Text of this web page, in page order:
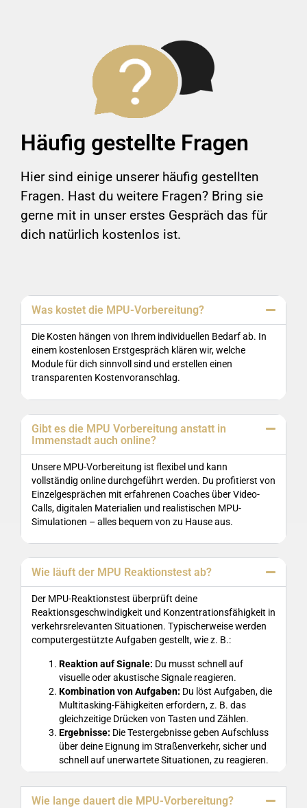
Häufig gestellte Fragen
Hier sind einige unserer häufig gestellten
Fragen. Hast du weitere Fragen? Bring sie
gerne mit in unser erstes Gespräch das für
dich natürlich kostenlos ist.
Was kostet die MPU-Vorbereitung?
Die Kosten hängen von Ihrem individuellen Bedarf ab. In
einem kostenlosen Erstgespräch klären wir, welche
Module für dich sinnvoll sind und erstellen einen
transparenten Kostenvoranschlag.
Gibt es die MPU Vorbereitung anstatt in
Immenstadt auch online?
Unsere MPU-Vorbereitung ist flexibel und kann
vollständig online durchgeführt werden. Du profitierst von
Einzelgesprächen mit erfahrenen Coaches über Video-
Calls, digitalen Materialien und realistischen MPU-
Simulationen – alles bequem von zu Hause aus.
Wie läuft der MPU Reaktionstest ab?
Der MPU-Reaktionstest überprüft deine
Reaktionsgeschwindigkeit und Konzentrationsfähigkeit in
verkehrsrelevanten Situationen. Typischerweise werden
computergestützte Aufgaben gestellt, wie z. B.:
Reaktion auf Signale: Du musst schnell auf
visuelle oder akustische Signale reagieren.
Kombination von Aufgaben: Du löst Aufgaben, die
Multitasking-Fähigkeiten erfordern, z. B. das
gleichzeitige Drücken von Tasten und Zählen.
Ergebnisse: Die Testergebnisse geben Aufschluss
über deine Eignung im Straßenverkehr, sicher und
schnell auf unerwartete Situationen, zu reagieren.
Wie lange dauert die MPU-Vorbereitung?